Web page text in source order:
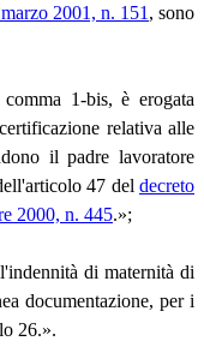
2001, n. 151 , sono
1-bis, è erogata
relativa alle
il padre lavoratore
47 del decreto
2000, n. 445.»;
di maternità di
documentazione, per i
26.».